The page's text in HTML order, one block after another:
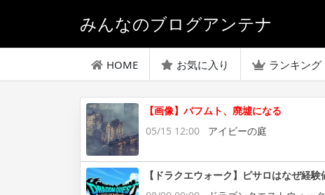
みんなのブログアンテナ
HOME お気に入り ランキング
【画像】バフムト、廃墟になる
05/15 12:00
アイビーの庭
【ドラクエウォーク】ピサロはなぜ経